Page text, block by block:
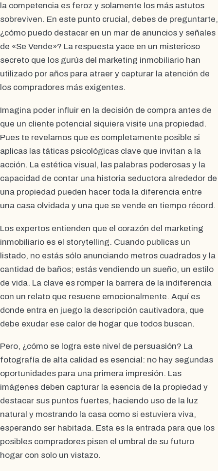
la competencia es feroz y solamente los más astutos
sobreviven. En este punto crucial, debes de preguntarte,
¿cómo puedo destacar en un mar de anuncios y señales
de «Se Vende»? La respuesta yace en un misterioso
secreto que los gurús del marketing inmobiliario han
utilizado por años para atraer y capturar la atención de
los compradores más exigentes.
Imagina poder influir en la decisión de compra antes de
que un cliente potencial siquiera visite una propiedad.
Pues te revelamos que es completamente posible si
aplicas las táticas psicológicas clave que invitan a la
acción. La estética visual, las palabras poderosas y la
capacidad de contar una historia seductora alrededor de
una propiedad pueden hacer toda la diferencia entre
una casa olvidada y una que se vende en tiempo récord.
Los expertos entienden que el corazón del marketing
inmobiliario es el storytelling. Cuando publicas un
listado, no estás sólo anunciando metros cuadrados y la
cantidad de baños; estás vendiendo un sueño, un estilo
de vida. La clave es romper la barrera de la indiferencia
con un relato que resuene emocionalmente. Aquí es
donde entra en juego la descripción cautivadora, que
debe exudar ese calor de hogar que todos buscan.
Pero, ¿cómo se logra este nivel de persuasión? La
fotografía de alta calidad es esencial: no hay segundas
oportunidades para una primera impresión. Las
imágenes deben capturar la esencia de la propiedad y
destacar sus puntos fuertes, haciendo uso de la luz
natural y mostrando la casa como si estuviera viva,
esperando ser habitada. Esta es la entrada para que los
posibles compradores pisen el umbral de su futuro
hogar con solo un vistazo.